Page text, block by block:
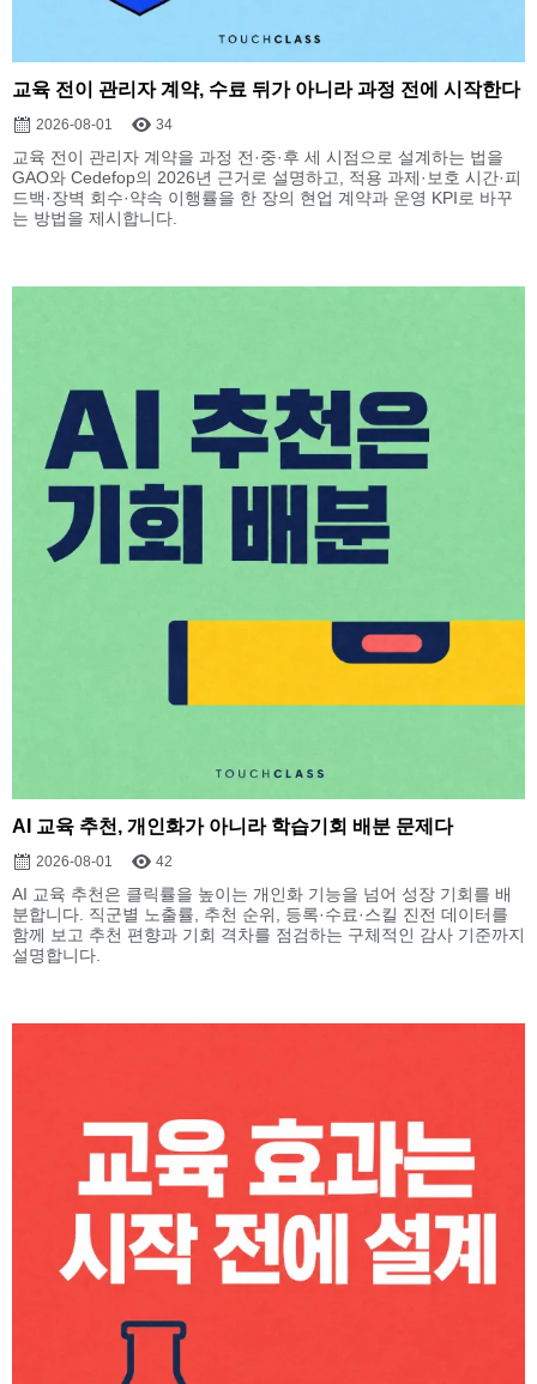
교육 전이 관리자 계약, 수료 뒤가 아니라 과정 전에 시작한다
2026-08-01 34
교육 전이 관리자 계약을 과정 전·중·후 세 시점으로 설계하는 법을
GAO와 Cedefop의 2026년 근거로 설명하고, 적용 과제·보호 시간·피
드백·장벽 회수·약속 이행률을 한 장의 현업 계약과 운영 KPI로 바꾸
는 방법을 제시합니다.
AI 교육 추천, 개인화가 아니라 학습기회 배분 문제다
2026-08-01 42
AI 교육 추천은 클릭률을 높이는 개인화 기능을 넘어 성장 기회를 배
분합니다. 직군별 노출률, 추천 순위, 등록·수료·스킬 진전 데이터를
함께 보고 추천 편향과 기회 격차를 점검하는 구체적인 감사 기준까지
설명합니다.